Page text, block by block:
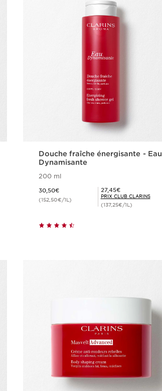
Douche fraîche énergisante - Eau
Dynamisante
200 ml
30,50€
(152,50€/1L)
Prix Club Clarins 27,45€
27,45€
PRIX CLUB CLARINS
(137,25€/1L)